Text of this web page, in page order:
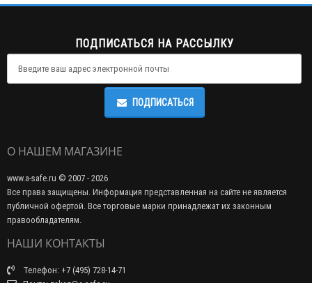
ПОДПИСАТЬСЯ НА РАССЫЛКУ
ПОДПИСАТЬСЯ
О НАШЕМ МАГАЗИНЕ
www.a-safe.ru © 2007 - 2026
Все права защищены. Информация представленная на сайте не является
публичной офертой. Все торговые марки принадлежат их законным
правообладателям.
НАШИ КОНТАКТЫ
Телефон: +7 (495) 728-14-71